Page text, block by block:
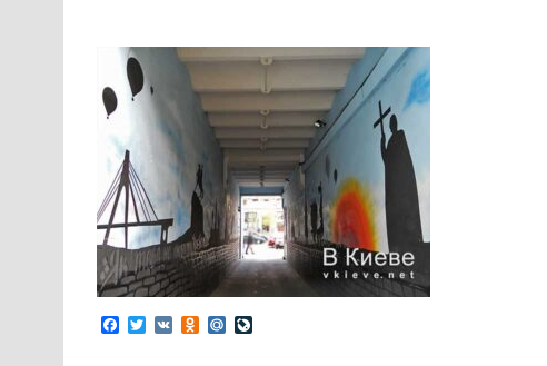
Facebook
Twitter
VK Odnoklassniki
Mail.Ru